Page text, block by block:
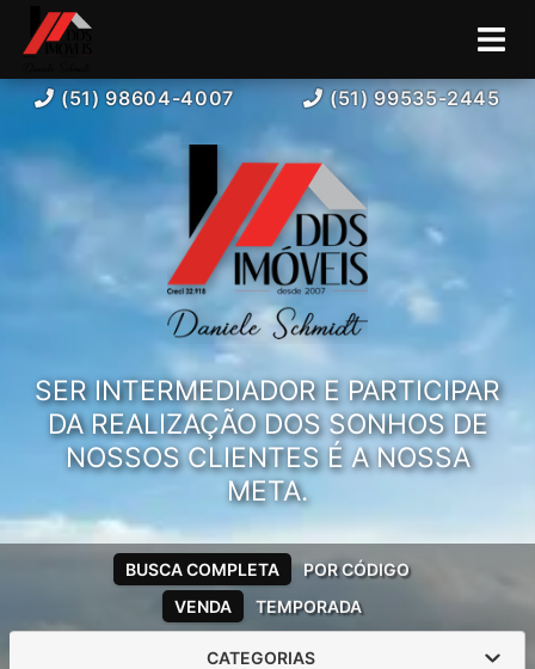
(51) 98604-4007 (51) 99535-2445
SER INTERMEDIADOR E PARTICIPAR
DA REALIZAÇÃO DOS SONHOS DE
NOSSOS CLIENTES É A NOSSA
META.
VENDA TEMPORADA
BUSCA COMPLETA POR CÓDIGO
CATEGORIAS